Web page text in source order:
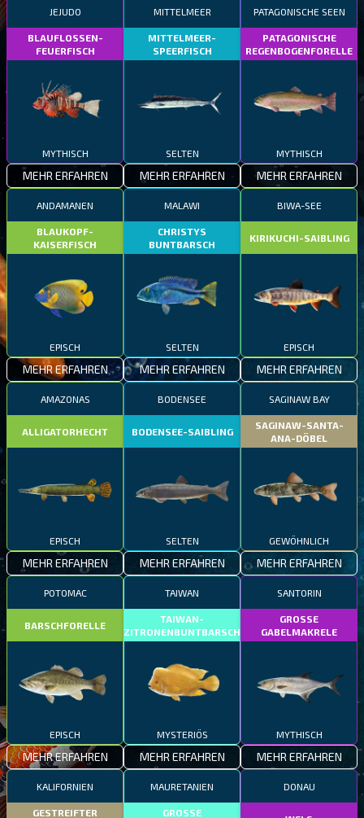
JEJUDO
BLAUFLOSSEN-
FEUERFISCH
MYTHISCH
MEHR ERFAHREN
MITTELMEER
MITTELMEER-
SPEERFISCH
SELTEN
MEHR ERFAHREN
PATAGONISCHE SEEN
PATAGONISCHE
REGENBOGENFORELLE
MYTHISCH
MEHR ERFAHREN
ANDAMANEN
BLAUKOPF-
KAISERFISCH
EPISCH
MEHR ERFAHREN
MALAWI
CHRISTYS
BUNTBARSCH
SELTEN
MEHR ERFAHREN
BIWA-SEE
KIRIKUCHI-SAIBLING
EPISCH
MEHR ERFAHREN
AMAZONAS
ALLIGATORHECHT
EPISCH
MEHR ERFAHREN
BODENSEE
BODENSEE-SAIBLING
SELTEN
MEHR ERFAHREN
SAGINAW BAY
SAGINAW-SANTA-
ANA-DÖBEL
GEWÖHNLICH
MEHR ERFAHREN
POTOMAC
BARSCHFORELLE
EPISCH
MEHR ERFAHREN
TAIWAN
TAIWAN-
ZITRONENBUNTBARSCH
MYSTERIÖS
MEHR ERFAHREN
SANTORIN
GROSSE
GABELMAKRELE
MYTHISCH
MEHR ERFAHREN
KALIFORNIEN
GESTREIFTER
MAURETANIEN
GROSSE
DONAU